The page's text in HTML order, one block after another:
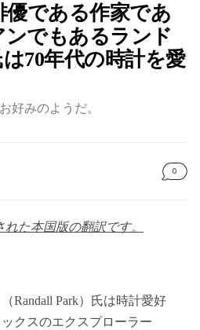
優である作家であ
ンでもあるランド
70年代の時計を愛
好みのようだ。
0
た本国版の翻訳です。
Randall Park）氏は時計愛好
クスのエクスプローラー